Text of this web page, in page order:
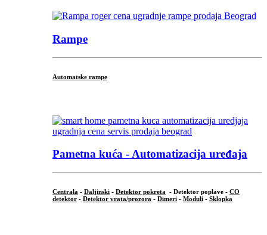
Rampe
Automatske rampe
Pametna kuća - Automatizacija uređaja
Centrala - Daljinski - Detektor pokreta - Detektor poplave - CO
detektor - Detektor vrata/prozora - Dimeri - Moduli - Sklopka